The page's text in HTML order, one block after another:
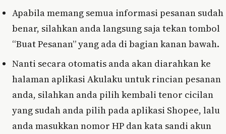
Apabila memang semua informasi pesanan sudah
benar, silahkan anda langsung saja tekan tombol
“Buat Pesanan” yang ada di bagian kanan bawah.
Nanti secara otomatis anda akan diarahkan ke
halaman aplikasi Akulaku untuk rincian pesanan
anda, silahkan anda pilih kembali tenor cicilan
yang sudah anda pilih pada aplikasi Shopee, lalu
anda masukkan nomor HP dan kata sandi akun